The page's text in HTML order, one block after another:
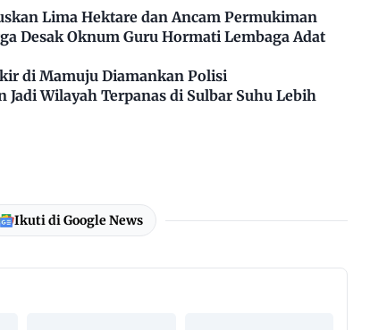
Lima Hektare dan Ancam Permukiman
Desak Oknum Guru Hormati Lembaga Adat
di Mamuju Diamankan Polisi
Jadi Wilayah Terpanas di Sulbar Suhu Lebih
Ikuti di Google News